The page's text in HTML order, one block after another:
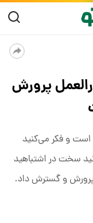
۳ دستورالعمل پرورش
است و فکر می‌کنید
سخت در اشتباهید
و گسترش داد.